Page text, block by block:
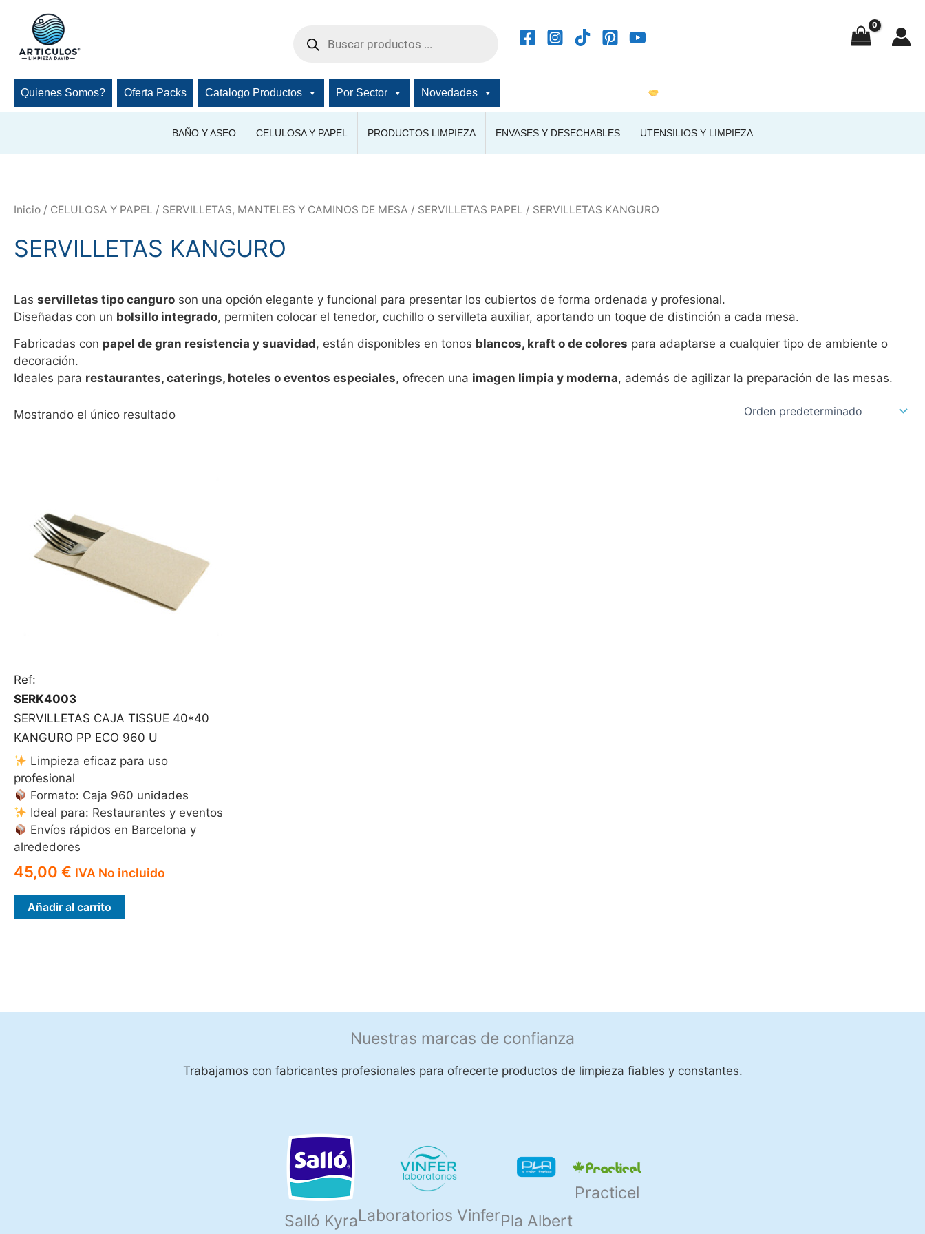
contenido
Quienes Somos? Oferta Packs Catalogo Productos Por Sector Novedades
BAÑO Y ASEO CELULOSA Y PAPEL PRODUCTOS LIMPIEZA ENVASES Y DESECHABLES UTENSILIOS Y LIMPIEZA
Inicio / CELULOSA Y PAPEL / SERVILLETAS, MANTELES Y CAMINOS DE MESA / SERVILLETAS PAPEL / SERVILLETAS KANGURO
SERVILLETAS KANGURO
Las servilletas tipo canguro son una opción elegante y funcional para presentar los cubiertos de forma ordenada y profesional.
Diseñadas con un bolsillo integrado, permiten colocar el tenedor, cuchillo o servilleta auxiliar, aportando un toque de distinción a cada mesa.
Fabricadas con papel de gran resistencia y suavidad, están disponibles en tonos blancos, kraft o de colores para adaptarse a cualquier tipo de ambiente o
decoración.
Ideales para restaurantes, caterings, hoteles o eventos especiales, ofrecen una imagen limpia y moderna, además de agilizar la preparación de las mesas.
Mostrando el único resultado
Ref:
SERK4003
SERVILLETAS CAJA TISSUE 40*40
KANGURO PP ECO 960 U
Limpieza eficaz para uso
profesional
Formato: Caja 960 unidades
Ideal para: Restaurantes y eventos
Envíos rápidos en Barcelona y
alrededores
45,00 € IVA No incluido
Añadir al carrito
Nuestras marcas de confianza
Trabajamos con fabricantes profesionales para ofrecerte productos de limpieza fiables y constantes.
Salló KyraLaboratorios VinferPla Albert
Practicel